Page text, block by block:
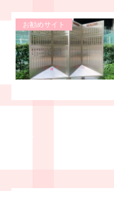
お勧めサイト